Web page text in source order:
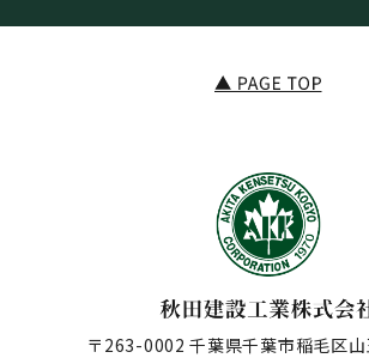
〒263-0002 千葉県千葉市稲毛区